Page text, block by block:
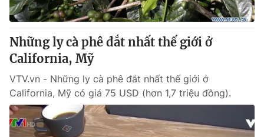
Những ly cà phê đắt nhất thế giới ở
California, Mỹ
VTV.vn - Những ly cà phê đắt nhất thế giới ở
California, Mỹ có giá 75 USD (hơn 1,7 triệu đồng).